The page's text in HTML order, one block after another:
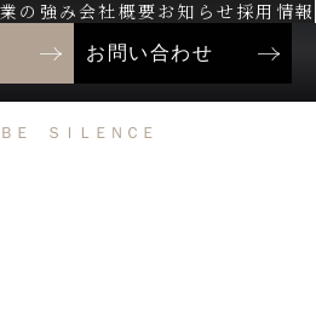
の強み会社概要お知らせ 採用情報
お問い合わせ
Ｅ ＳＩＬＥＮＣＥ